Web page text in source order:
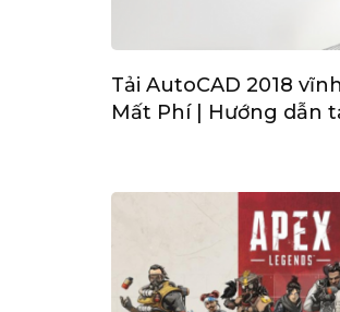
Tải AutoCAD 2018
Mất Phí | Hướng dẫn